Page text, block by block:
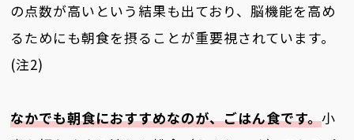
の点数が高いという結果も出ており、脳機能を高め
るためにも朝食を摂ることが重要視されています。
(注2)
なかでも朝食におすすめなのが、ごはん食です。小